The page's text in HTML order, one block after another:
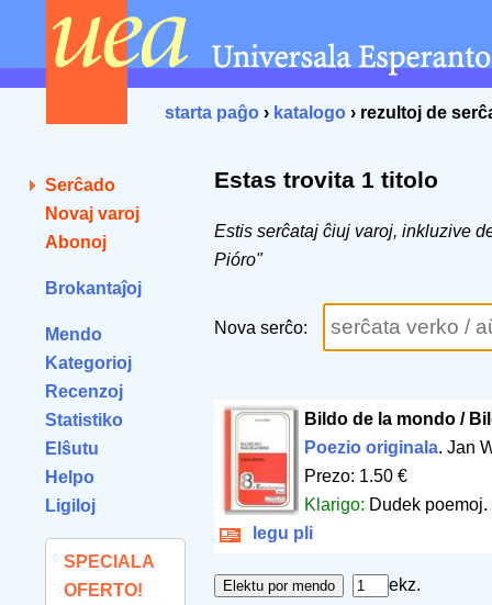
starta paĝo › katalogo › rezultoj de
Serĉado
Novaj varoj
Abonoj
Brokantaĵoj
Mendo
Kategorioj
Recenzoj
Statistiko
Elŝutu
Helpo
Ligiloj
SPECIALA
OFERTO!
Estas trovita 1 titolo
Estis serĉataj ĉiuj varoj, inkluzive
Pióro"
Nova serĉo:
Bildo de la mondo /
Poezio originala. Jan
Prezo: 1.50 €
Klarigo: Dudek poemoj.
legu pli
ekz.